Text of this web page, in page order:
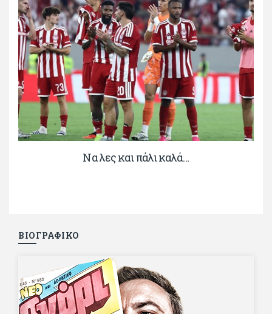
Να λες και πάλι καλά…
ΒΙΟΓΡΑΦΙΚΟ